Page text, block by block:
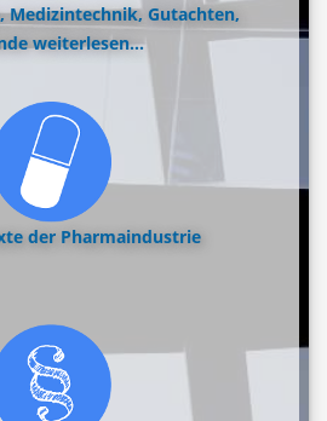
Medizintechnik, Gutachten,
weiterlesen...
der Pharmaindustrie